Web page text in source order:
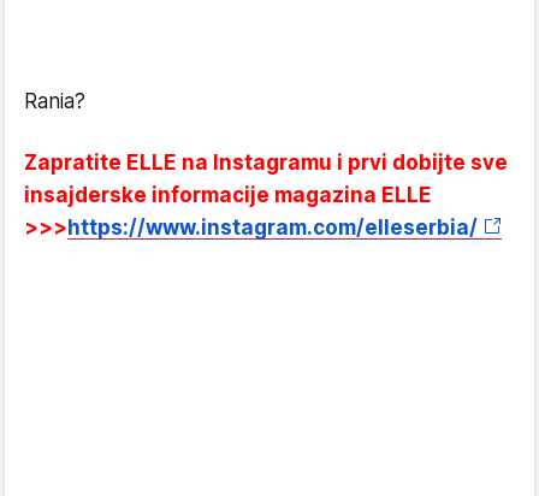
Rania?
Zapratite ELLE na Instagramu i prvi dobijte sve
insajderske informacije magazina ELLE
>>>https://www.instagram.com/elleserbia/